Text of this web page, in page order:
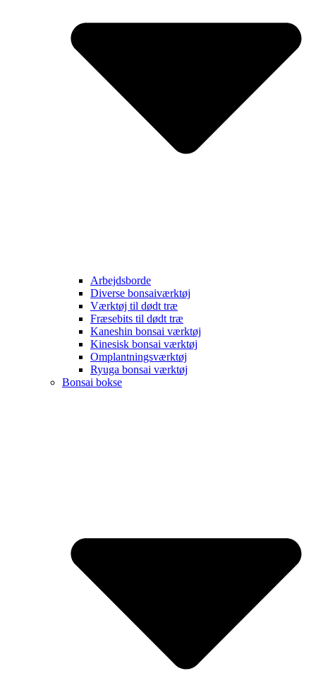
Arbejdsborde
Diverse bonsaiværktøj
Værktøj til dødt træ
Fræsebits til dødt træ
Kaneshin bonsai værktøj
Kinesisk bonsai værktøj
Omplantningsværktøj
Ryuga bonsai værktøj
Bonsai bokse